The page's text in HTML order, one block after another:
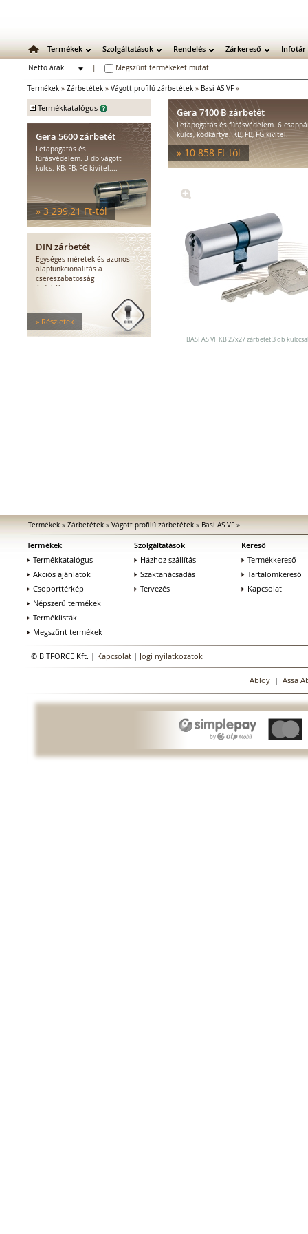
Termékek Szolgáltatások Rendelés Zárkereső Infotár
Nettó árak
Megszűnt termékeket mutat
Termékek » Zárbetétek » Vágott profilú zárbetétek » Basi AS VF »
+ Termékkatalógus
Mechanikus bevéső zárak
Zárbetétek
Vágott profilú zárbetétek
Fúrtpontos profilú
zárbetétek
Vak zárbetétek
Lakatok
Zárpajzsok
Mechanikus kiegészítők
Elektromos zárak
Elektromos bevéső zárak
Zárfogadók
MEDIATOR biztonsági zárak
Elektromágnesek
Gera 5600 zárbetét
Letapogatás és
fúrásvédelem. 3 db vágott
kulcs. KB, FB, FG kivitel....
» 3 299,21 Ft-tól
DIN zárbetét
Egységes méretek és azonos
alapfunkcionalitás a
csereszabatosság
érdekében.
» Részletek
Gera 7100 B zárbetét
Letapogatás és fúrásvédelem. 6
kulcs, kódkártya. KB, FB, FG kivitel.
» 10 858 Ft-tól
BASI AS VF KB 27x27 zárbetét 3 db kulccsal
Termékek» Zárbetétek» Vágott profilú zárbetétek» Basi AS VF»
Termékek
Termékkatalógus
Akciós ajánlatok
Csoporttérkép
Népszerű termékek
Terméklisták
Megszűnt termékek
Szolgáltatások
Házhoz szállítás
Szaktanácsadás
Tervezés
Kereső
Termékkereső
Tartalomkereső
Kapcsolat
© BITFORCE Kft. | Kapcsolat | Jogi nyilatkozatok
Abloy| Assa